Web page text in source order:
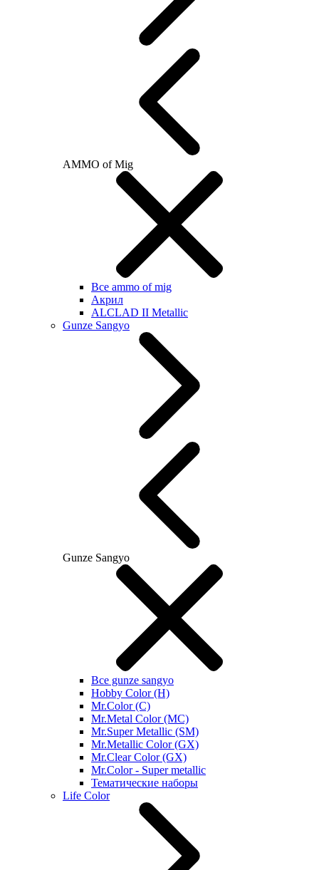
AMMO of Mig
Все ammo of mig
Акрил
ALCLAD II Metallic
Gunze Sangyo
Gunze Sangyo
Все gunze sangyo
Hobby Color (H)
Mr.Color (C)
Mr.Metal Color (MC)
Mr.Super Metallic (SM)
Mr.Metallic Color (GX)
Mr.Clear Color (GX)
Mr.Color - Super metallic
Тематические наборы
Life Color